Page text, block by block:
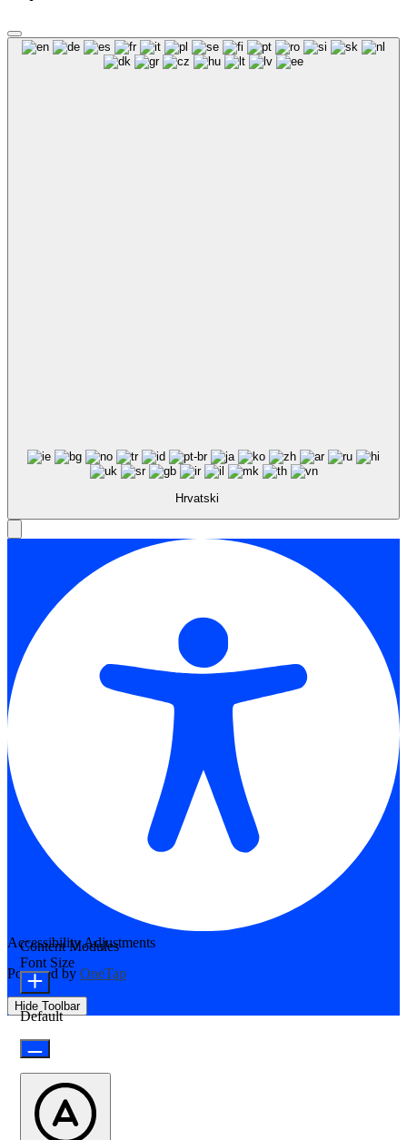
Hrvatski
Accessibility Adjustments
Powered by OneTap
Hide Toolbar
Content Modules
Font Size
Default